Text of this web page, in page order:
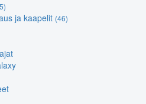
ja kaapelit (46)